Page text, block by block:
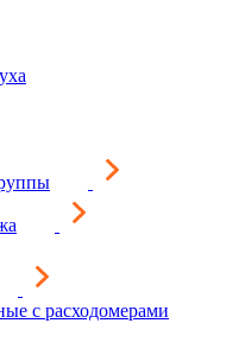
с расходомерами